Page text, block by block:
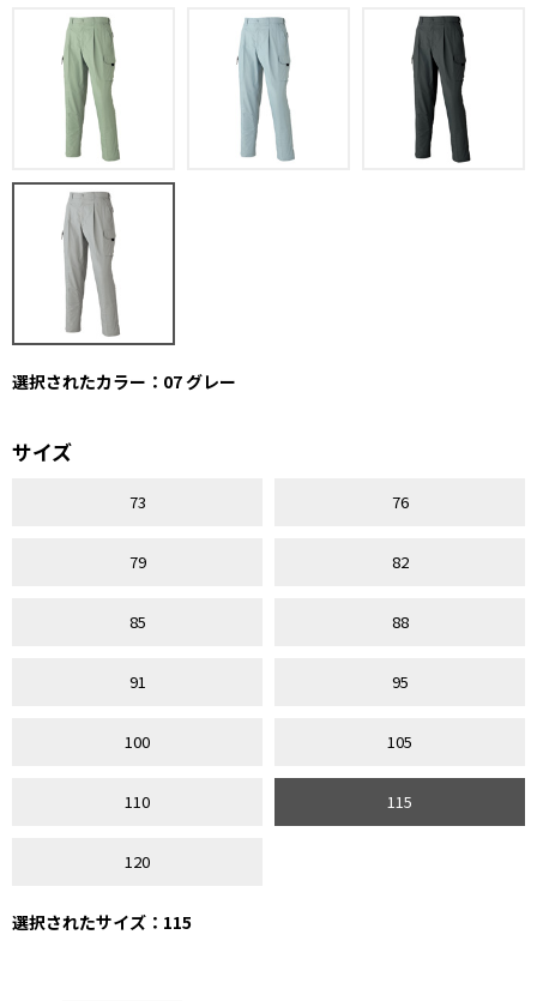
選択されたカラー：07 グレー
サイズ
73 76
79 82
85 88
91 95
100 105
110 115
120
選択されたサイズ：115